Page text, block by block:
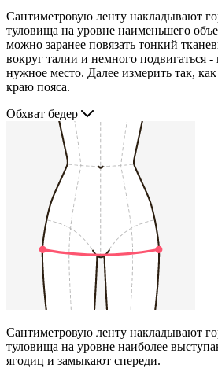
Сантиметровую ленту накладывают
туловища на уровне наименьшего
можно заранее повязать тонкий
вокруг талии и немного подвигаться -
нужное место. Далее измерить так,
краю пояса.
Обхват бедер
Сантиметровую ленту накладывают
туловища на уровне наиболее
ягодиц и замыкают спереди.